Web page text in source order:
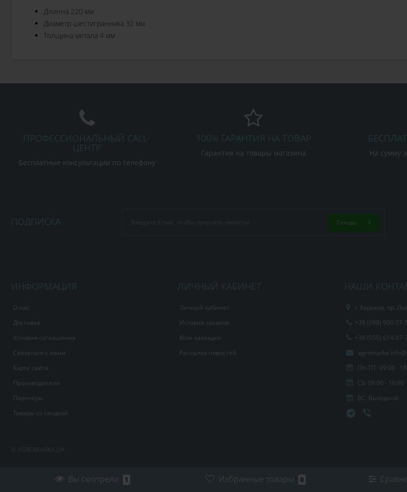
Длинна 220 мм
Диаметр шестигранника 32 мм
Толщина метала 4 мм
ПРОФЕССИОНАЛЬНЫЙ CALL-
ЦЕНТР
Бесплатные консультации по телефону
100% ГАРАНТИЯ НА ТОВАР
Гарантия на товары магазина На сумму
ПОДПИСКА Готово
ИНФОРМАЦИЯ
О нас
Доставка
Условия соглашения
Связаться с нами
Карта сайта
Производители
Партнёры
Товары со скидкой
ЛИЧНЫЙ КАБИНЕТ
Личный кабинет
История заказов
Мои закладки
Рассылка новостей
НАШИ
г. Харьков, пр.
+38 (098) 900-57-
+38 (050) 614-07-
ПН-ПТ: 09:00 -
СБ: 09:00 - 16:00
ВС: Выходной
© AGROMARKA.UA
Вы смотрели 1 Избранные товары 0